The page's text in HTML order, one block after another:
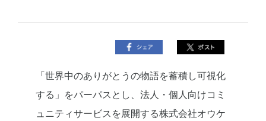
「世界中のありがとうの物語を蓄積し可視化
する」をパーパスとし、法人・個人向けコミ
ュニティサービスを展開する株式会社オウケ